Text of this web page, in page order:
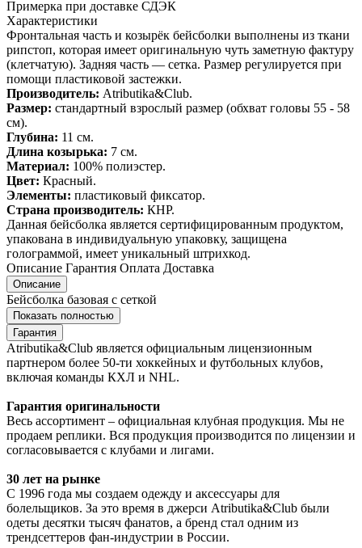
Примерка при доставке СДЭК
Характеристики
Фронтальная часть и козырёк бейсболки выполнены из ткани
рипстоп, которая имеет оригинальную чуть заметную фактуру
(клетчатую). Задняя часть — сетка. Размер регулируется при
помощи пластиковой застежки.
Производитель: Atributika&Club.
Размер: стандартный взрослый размер (обхват головы 55 - 58
см).
Глубина: 11 см.
Длина козырька: 7 см.
Материал: 100% полиэстер.
Цвет: Красный.
Элементы: пластиковый фиксатор.
Страна производитель: КНР.
Данная бейсболка является сертифицированным продуктом,
упакована в индивидуальную упаковку, защищена
голограммой, имеет уникальный штрихкод.
Описание Гарантия Оплата Доставка
Описание
Бейсболка базовая с сеткой
Показать полностью
Гарантия
Atributika&Club является официальным лицензионным
партнером более 50-ти хоккейных и футбольных клубов,
включая команды КХЛ и NHL.
Гарантия оригинальности
Весь ассортимент – официальная клубная продукция. Мы не
продаем реплики. Вся продукция производится по лицензии и
согласовывается с клубами и лигами.
30 лет на рынке
С 1996 года мы создаем одежду и аксессуары для
болельщиков. За это время в джерси Atributika&Club были
одеты десятки тысяч фанатов, а бренд стал одним из
трендсеттеров фан-индустрии в России.